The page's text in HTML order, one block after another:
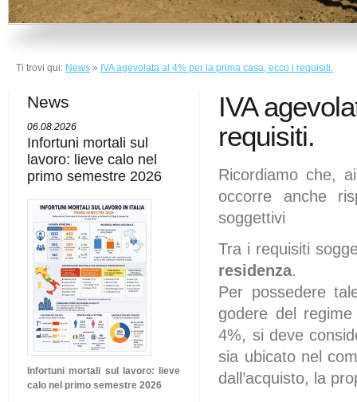
Ti trovi qui: News » IVA agevolata al 4% per la prima casa, ecco i requisiti.
News
06.08.2026
Infortuni mortali sul
lavoro: lieve calo nel
primo semestre 2026
Infortuni mortali sul lavoro: lieve
calo nel primo semestre 2026
IVA
requisiti.
Ricordiamo che,
occorre anche
soggettivi
Tra i requisiti
residenza.
Per possedere
godere del
4%, si deve
sia ubicato nel
dall’acquisto, la